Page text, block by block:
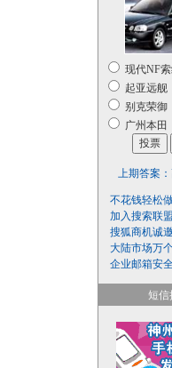
现代NF
起亚远舰
别克荣御
广州本田
上期答案：
不花钱轻松
加入搜索联
搜狐商机诚
大陆市场万
企业邮箱安
短信